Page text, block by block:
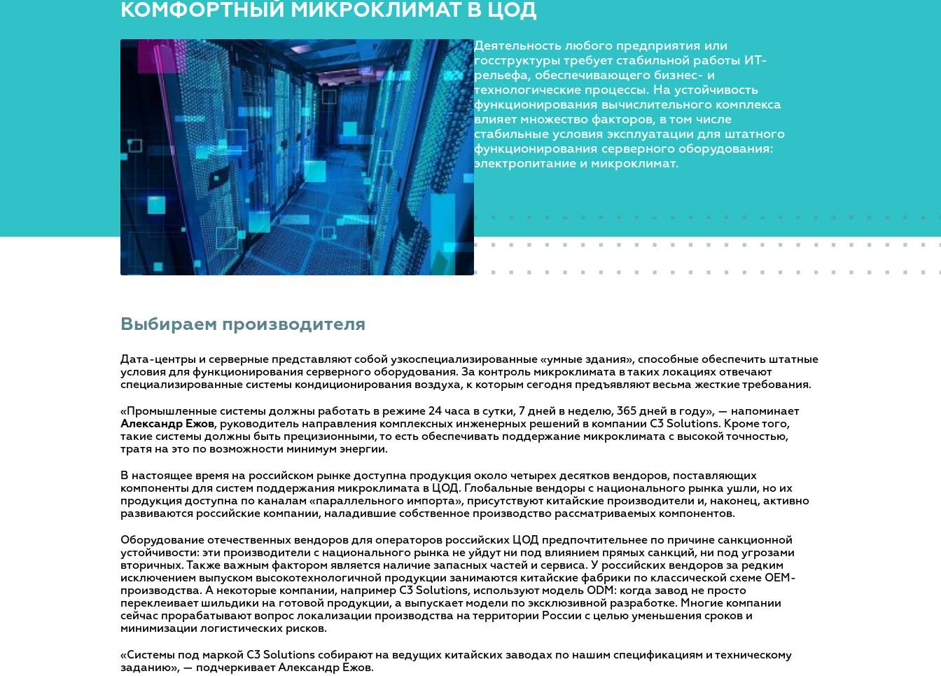
КОМФОРТНЫЙ МИКРОКЛИМАТ В ЦОД
Деятельность любого предприятия или
госструктуры требует стабильной работы ИТ-
рельефа, обеспечивающего бизнес- и
технологические процессы. На устойчивость
функционирования вычислительного комплекса
влияет множество факторов, в том числе
стабильные условия эксплуатации для штатного
функционирования серверного оборудования:
электропитание и микроклимат.
Выбираем производителя
Дата-центры и серверные представляют собой узкоспециализированные «умные здания», способные обеспечить штатные
условия для функционирования серверного оборудования. За контроль микроклимата в таких локациях отвечают
специализированные системы кондиционирования воздуха, к которым сегодня предъявляют весьма жесткие требования.
«Промышленные системы должны работать в режиме 24 часа в сутки, 7 дней в неделю, 365 дней в году», — напоминает
Александр Ежов, руководитель направления комплексных инженерных решений в компании C3 Solutions. Кроме того,
такие системы должны быть прецизионными, то есть обеспечивать поддержание микроклимата с высокой точностью,
тратя на это по возможности минимум энергии.
В настоящее время на российском рынке доступна продукция около четырех десятков вендоров, поставляющих
компоненты для систем поддержания микроклимата в ЦОД. Глобальные вендоры с национального рынка ушли, но их
продукция доступна по каналам «параллельного импорта», присутствуют китайские производители и, наконец, активно
развиваются российские компании, наладившие собственное производство рассматриваемых компонентов.
Оборудование отечественных вендоров для операторов российских ЦОД предпочтительнее по причине санкционной
устойчивости: эти производители с национального рынка не уйдут ни под влиянием прямых санкций, ни под угрозами
вторичных. Также важным фактором является наличие запасных частей и сервиса. У российских вендоров за редким
исключением выпуском высокотехнологичной продукции занимаются китайские фабрики по классической схеме OEM-
производства. А некоторые компании, например C3 Solutions, используют модель ОDM: когда завод не просто
переклеивает шильдики на готовой продукции, а выпускает модели по эксклюзивной разработке. Многие компании
сейчас прорабатывают вопрос локализации производства на территории России с целью уменьшения сроков и
минимизации логистических рисков.
«Системы под маркой C3 Solutions собирают на ведущих китайских заводах по нашим спецификациям и техническому
заданию», — подчеркивает Александр Ежов.